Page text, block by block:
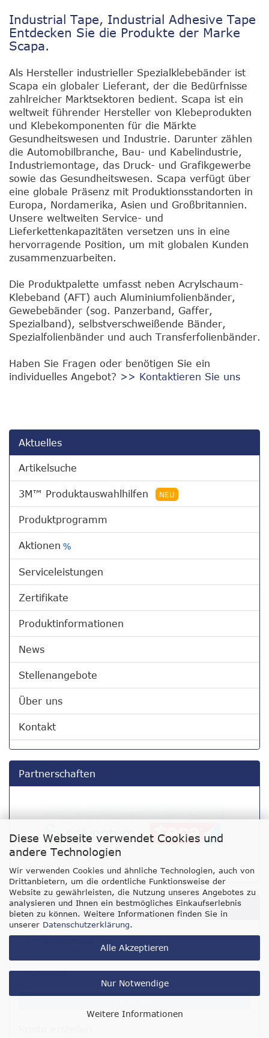
Diese Webseite verwendet Cookies und
andere Technologien
Wir verwenden Cookies und ähnliche Technologien, auch von
Drittanbietern, um die ordentliche Funktionsweise der
Website zu gewährleisten, die Nutzung unseres Angebotes zu
analysieren und Ihnen ein bestmögliches Einkaufserlebnis
bieten zu können. Weitere Informationen finden Sie in
unserer Datenschutzerklärung.
Alle Akzeptieren
Nur Notwendige
Weitere Informationen
Industrial Tape, Industrial Adhesive Tape
Entdecken Sie die Produkte der Marke
Scapa.
Als Hersteller industrieller Spezialklebebänder ist
Scapa ein globaler Lieferant, der die Bedürfnisse
zahlreicher Marktsektoren bedient. Scapa ist ein
weltweit führender Hersteller von Klebeprodukten
und Klebekomponenten für die Märkte
Gesundheitswesen und Industrie. Darunter zählen
die Automobilbranche, Bau- und Kabelindustrie,
Industriemontage, das Druck- und Grafikgewerbe
sowie das Gesundheitswesen. Scapa verfügt über
eine globale Präsenz mit Produktionsstandorten in
Europa, Nordamerika, Asien und Großbritannien.
Unsere weltweiten Service- und
Lieferkettenkapazitäten versetzen uns in eine
hervorragende Position, um mit globalen Kunden
zusammenzuarbeiten.
Die Produktpalette umfasst neben Acrylschaum-
Klebeband (AFT) auch Aluminiumfolienbänder,
Gewebebänder (sog. Panzerband, Gaffer,
Spezialband), selbstverschweißende Bänder,
Spezialfolienbänder und auch Transferfolienbänder.
Haben Sie Fragen oder benötigen Sie ein
individuelles Angebot? >> Kontaktieren Sie uns
Aktuelles
Artikelsuche
3M™ Produktauswahlhilfen NEU
Produktprogramm
Aktionen %
Serviceleistungen
Zertifikate
Produktinformationen
News
Stellenangebote
Über uns
Kontakt
Partnerschaften
Login
Passwort